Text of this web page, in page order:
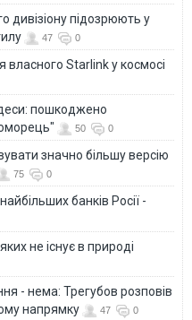
дивізіону підозрюють у
47 0
власного Starlink у космосі
пошкоджено
50 0
значно більшу версію
75 0
банків Росії -
не існує в природі
- нема: Трегубов розповів
напрямку
47 0